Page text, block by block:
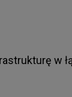
w